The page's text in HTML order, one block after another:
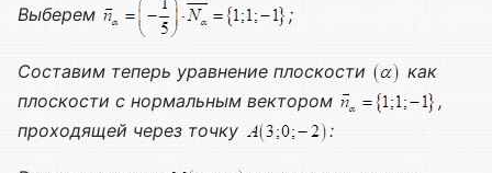
Выберем ;
Составим теперь уравнение плоскости
как
плоскости с нормальным вектором
,
проходящей через точку
: